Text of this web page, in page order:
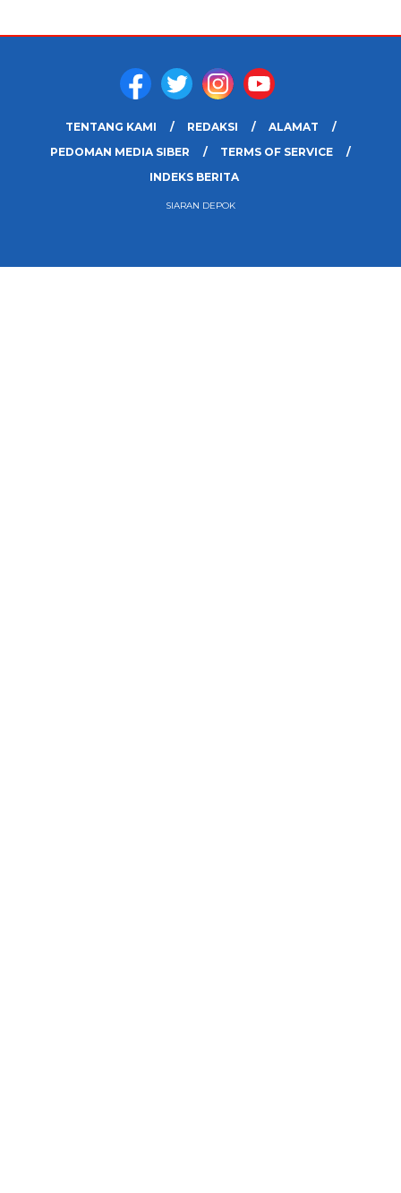
TENTANG KAMI REDAKSI
ALAMAT
PEDOMAN MEDIA SIBER
TERMS OF SERVICE
INDEKS BERITA
SIARAN DEPOK